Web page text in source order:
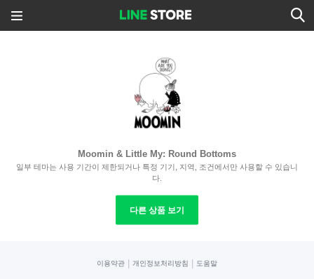
Moomin & Little My: Round Bottoms
일부 테마는 사용 기간이 제한되거나 특정 기기, 지역, 조건에서만 사용할 수 있습니
다.
다른 상품 보기
이용약관 개인정보처리방침 도움말